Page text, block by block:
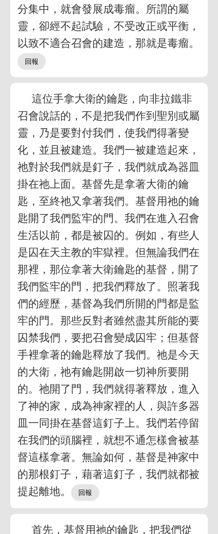
分集中，就會發展成毒瘤。所謂的屬
靈，卻經不起試驗，不受改正或平衡，
以致不適合召會的建造，那就是毒瘤。
這位手拿大衛的鑰匙，向非拉鐵非
召會說話的，不是把我們作到聖別或屬
靈，乃是要對付我們，使我們得著變
化，並且被建造。我們一被建造起來，
祂對於我們就是釘子，我們就成為器皿
掛在祂上面。基督先是拿著大衛的鑰
匙，至終祂又拿著我們。基督用祂的鑰
匙開了我們監牢的門。我們在進入召會
生活以前，都是被囚的。例如，有些人
是囚在天主教的牢獄裡。但無論我們在
那裡，那位拿著大衛鑰匙的基督，開了
我們監牢的門，把我們釋放了。照著我
們的經歷，基督為我們所開的門都是監
牢的門。那些反對者雖然盡其所能的要
囚禁我們，要把召會變成囚牢；但基督
手裡拿著的鑰匙釋放了我們。祂是今天
的大衛，祂有鑰匙開啟一切神所要開
的。祂開了門，我們就得著釋放，進入
了神的家，成為神家裡的人，與許多器
皿一同掛在基督這釘子上。我們若停留
在我們的頭腦裡，就想不通怎樣會被基
督這樣拿著。無論如何，基督是神家中
的那根釘子，藉著這釘子，我們就都被
提起離地。
首先，基督用祂的鑰匙，把我們從